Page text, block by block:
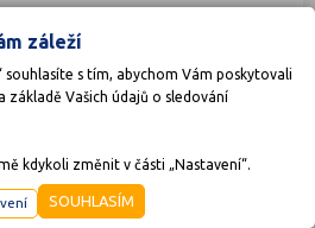
20, 301 00 Plzeň
záleží
souhlasíte s tím, abychom Vám poskytovali
základě Vašich údajů o sledování
kdykoli změnit v části „Nastavení“.
SOUHLASÍM